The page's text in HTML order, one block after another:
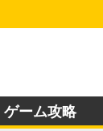
ゲーム攻略